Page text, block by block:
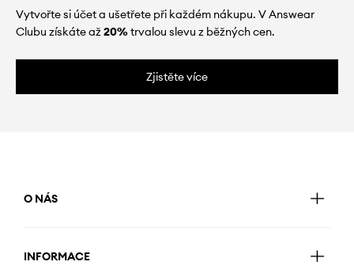
Vytvořte si účet a ušetřete při každém nákupu. V Answear
Clubu získáte až20%trvalou slevu z běžných cen.
Zjistěte více
O NÁS
INFORMACE